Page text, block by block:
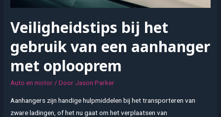
Veiligheidstips bij het
gebruik van een aanhanger
met oplooprem
Auto en motor / Door Jason Parker
Aanhangers zijn handige hulpmiddelen bij het transporteren van
zware ladingen, of het nu gaat om het verplaatsen van